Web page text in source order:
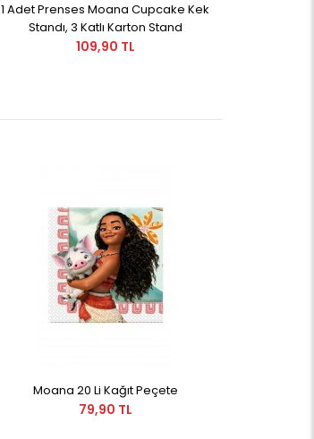
1 Adet Prenses Moana Cupcake Kek
Standı, 3 Katlı Karton Stand
109,90 TL
Moana 20 Li Kağıt Peçete
79,90 TL